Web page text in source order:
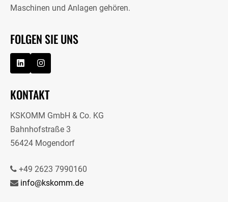
Maschinen und Anlagen gehören.
FOLGEN SIE UNS
KONTAKT
KSKOMM GmbH & Co. KG
Bahnhofstraße 3
56424 Mogendorf
+49 2623 7990160
info@kskomm.de